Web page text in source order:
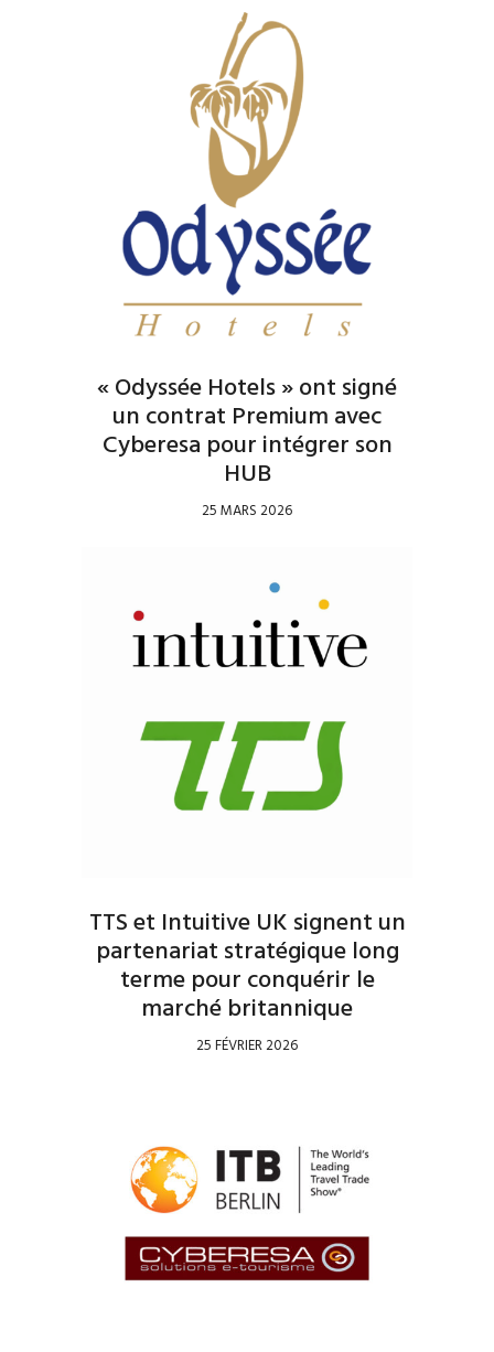
« Odyssée Hotels » ont signé
un contrat Premium avec
Cyberesa pour intégrer son
HUB
25 MARS 2026
TTS et Intuitive UK signent un
partenariat stratégique long
terme pour conquérir le
marché britannique
25 FÉVRIER 2026